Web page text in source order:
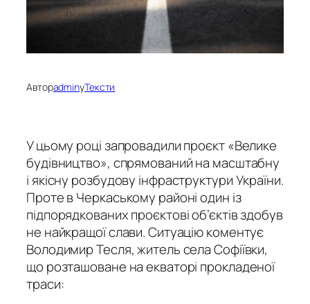
АвторadminуТексти
У цьому році запровадили проєкт «Велике
будівництво», спрямований на масштабну
і якісну розбудову інфраструктури України.
Проте в Черкаському районі один із
підпорядкованих проєктові об’єктів здобув
не найкращої слави. Ситуацію коментує
Володимир Тесля, житель села Софіївки,
що розташоване на екваторі прокладеної
траси: